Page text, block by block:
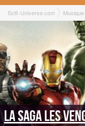
Scifi-Universe.com Musique
La saga Les